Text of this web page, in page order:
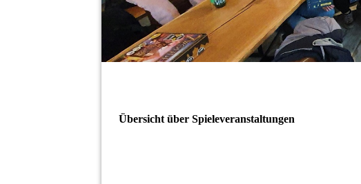
Übersicht über Spieleveranstaltungen